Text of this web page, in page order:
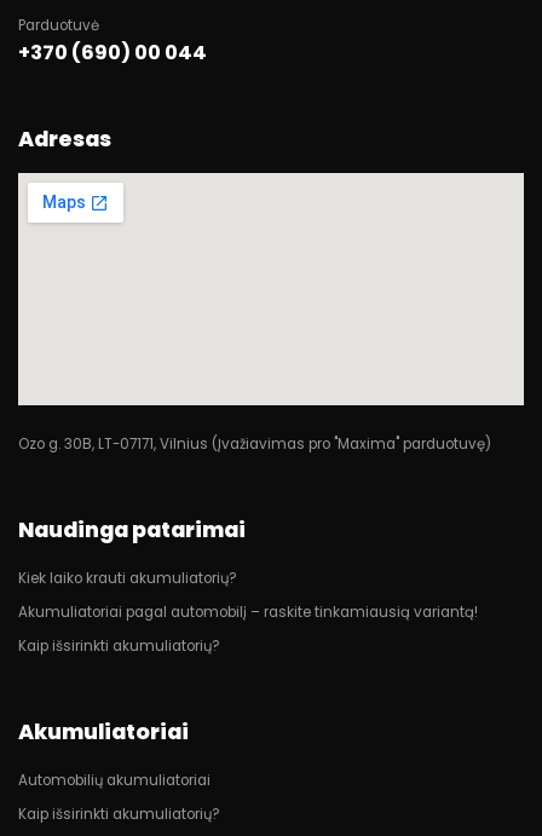
Parduotuvė
+370 (690) 00 044
Adresas
Ozo g. 30B, LT-07171, Vilnius (Įvažiavimas pro "Maxima" parduotuvę)
Naudinga patarimai
Kiek laiko krauti akumuliatorių?
Akumuliatoriai pagal automobilį – raskite tinkamiausią variantą!
Kaip išsirinkti akumuliatorių?
Akumuliatoriai
Automobilių akumuliatoriai
Kaip išsirinkti akumuliatorių?